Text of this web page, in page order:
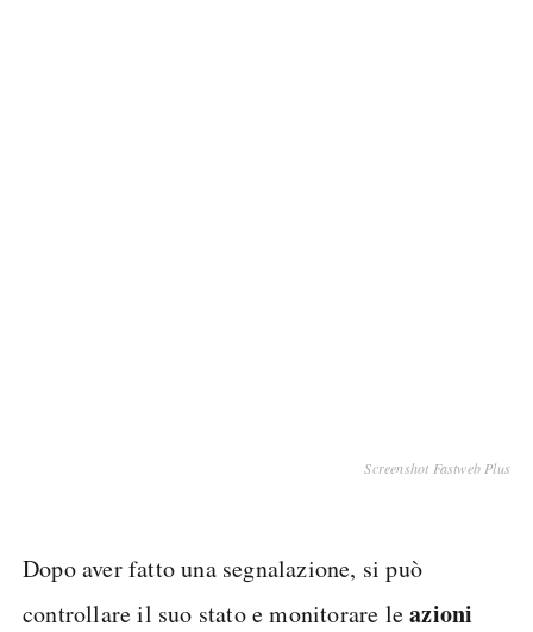
Screenshot Fastweb Plus
Dopo aver fatto una segnalazione, si può
controllare il suo stato e monitorare leazioni